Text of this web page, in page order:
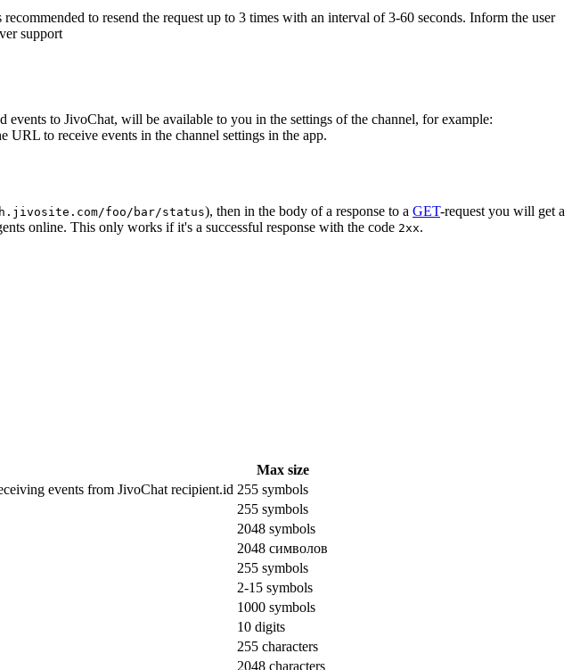
to resend the request up to 3 times with an interval of 3-60 seconds. Inform the user
support
events to JivoChat, will be available to you in the settings of the channel, for example:
URL to receive events in the channel settings in the app.
foo/bar/status), then in the body of a response to a GET-request you will get a
online. This only works if it's a successful response with the code 2xx.
Max size
events from JivoChat recipient.id 255 symbols
255 symbols
2048 symbols
2048 символов
255 symbols
2-15 symbols
1000 symbols
10 digits
255 characters
2048 characters